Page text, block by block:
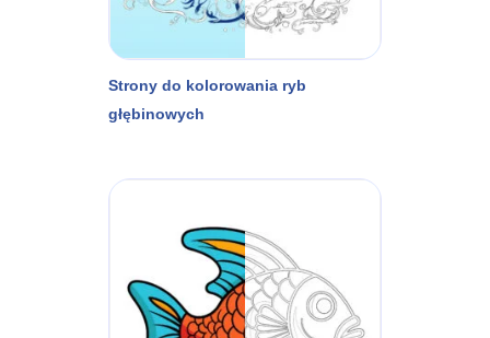
Strony do kolorowania ryb
głębinowych